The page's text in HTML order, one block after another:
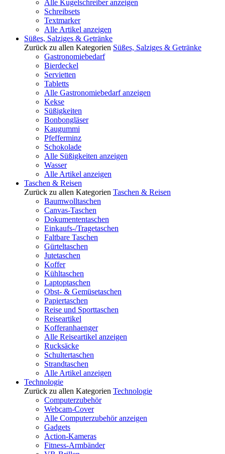
Alle Kugelschreiber anzeigen
Schreibsets
Textmarker
Alle Artikel anzeigen
Süßes, Salziges & Getränke
Zurück zu allen Kategorien Süßes, Salziges & Getränke
Gastronomiebedarf
Bierdeckel
Servietten
Tabletts
Alle Gastronomiebedarf anzeigen
Kekse
Süßigkeiten
Bonbongläser
Kaugummi
Pfefferminz
Schokolade
Alle Süßigkeiten anzeigen
Wasser
Alle Artikel anzeigen
Taschen & Reisen
Zurück zu allen Kategorien Taschen & Reisen
Baumwolltaschen
Canvas-Taschen
Dokumententaschen
Einkaufs-/Tragetaschen
Faltbare Taschen
Gürteltaschen
Jutetaschen
Koffer
Kühltaschen
Laptoptaschen
Obst- & Gemüsetaschen
Papiertaschen
Reise und Sporttaschen
Reiseartikel
Kofferanhaenger
Alle Reiseartikel anzeigen
Rucksäcke
Schultertaschen
Strandtaschen
Alle Artikel anzeigen
Technologie
Zurück zu allen Kategorien Technologie
Computerzubehör
Webcam-Cover
Alle Computerzubehör anzeigen
Gadgets
Action-Kameras
Fitness-Armbänder